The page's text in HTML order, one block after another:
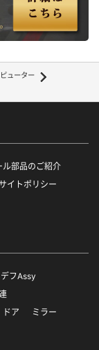
ューター
ル部品のご紹介
イトポリシー
デフAssy
ドア
ミラー